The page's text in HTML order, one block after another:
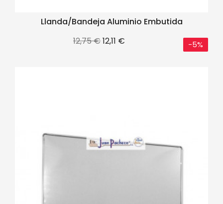
Llanda/bandeja Aluminio Embutida
Precio
12,75 €Precio
12,11 € -5%